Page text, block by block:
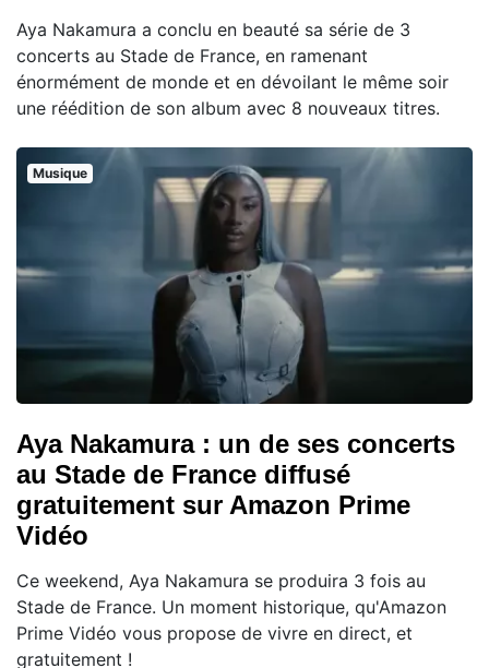
Aya Nakamura a conclu en beauté sa série de 3
concerts au Stade de France, en ramenant
énormément de monde et en dévoilant le même soir
une réédition de son album avec 8 nouveaux titres.
Musique
Aya Nakamura : un de ses concerts
au Stade de France diffusé
gratuitement sur Amazon Prime
Vidéo
Ce weekend, Aya Nakamura se produira 3 fois au
Stade de France. Un moment historique, qu'Amazon
Prime Vidéo vous propose de vivre en direct, et
gratuitement !